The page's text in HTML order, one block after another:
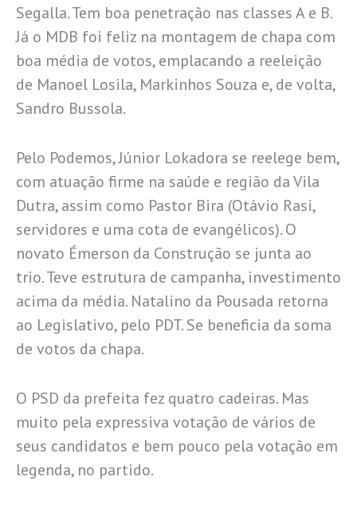
Segalla. Tem boa penetração nas classes A e B.
Já o MDB foi feliz na montagem de chapa com
boa média de votos, emplacando a reeleição
de Manoel Losila, Markinhos Souza e, de volta,
Sandro Bussola.
Pelo Podemos, Júnior Lokadora se reelege bem,
com atuação firme na saúde e região da Vila
Dutra, assim como Pastor Bira (Otávio Rasi,
servidores e uma cota de evangélicos). O
novato Émerson da Construção se junta ao
trio. Teve estrutura de campanha, investimento
acima da média. Natalino da Pousada retorna
ao Legislativo, pelo PDT. Se beneficia da soma
de votos da chapa.
O PSD da prefeita fez quatro cadeiras. Mas
muito pela expressiva votação de vários de
seus candidatos e bem pouco pela votação em
legenda, no partido.